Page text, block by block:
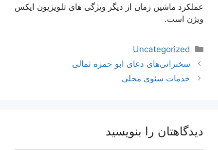
عملکرد ماشین زمان از دیگر ویژگی های تلویزیون ایکس
ویژن است.
دسته‌ها
Uncategorized
ناوبری
نوشته‌ها
سخنرانی‌های دعای ابو حمزه ثمالی
خدمات سئوی محلی
دیدگاهتان را بنویسید